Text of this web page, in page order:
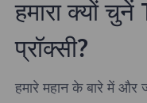
हमारा क्यों
प्रॉक्सी?
हमारे महान के बारे में और